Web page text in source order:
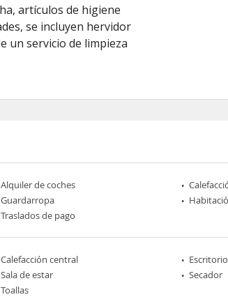
artículos de higiene
se incluyen hervidor
un servicio de limpieza
Alquiler de coches
Guardarropa
Traslados de pago
Calefacción central
Escritorio
Sala de estar
Secador
Toallas